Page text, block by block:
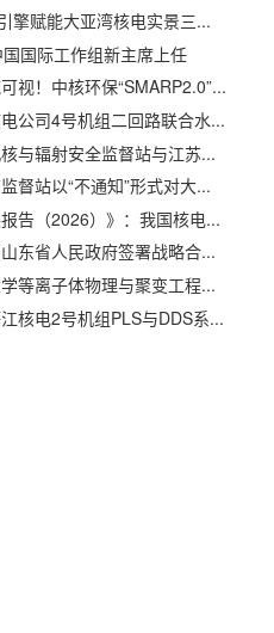
自主研发“缔梦”引擎赋能大亚湾核电实景三维孪生平台试运行
国际工作组新主席上任
实时感知、全域可视！中核环保“SMARP2.0”引领核电辐射防护新范式
华能海南昌江核电公司4号机组二回路联合水压试验顺利完成
生态环境部华北核与辐射安全监督站与江苏核电召开定期对话会
生态环境部华南监督站以“不通知”形式对大亚湾核电基地开展防台防汛专项检查
《中国核电发展报告（2026）》：我国核电在运和核准在建总规模居世界首位
中国广核集团与山东省人民政府签署战略合作协议
中国科学技术大学等离子体物理与聚变工程系提出新的仿星器三维磁场位形
国核自仪完成廉江核电2号机组PLS与DDS系统首批机柜发运